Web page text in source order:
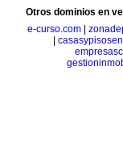
Otros dominios en
e-curso.com|